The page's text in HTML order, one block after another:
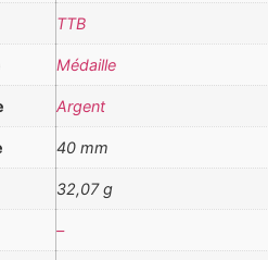
TTB
Médaille
Argent
40 mm
32,07 g
–